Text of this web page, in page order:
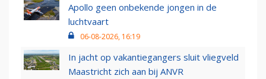
Apollo geen onbekende jongen in de
luchtvaart
06-08-2026, 16:19
In jacht op vakantiegangers sluit vliegveld
Maastricht zich aan bij ANVR